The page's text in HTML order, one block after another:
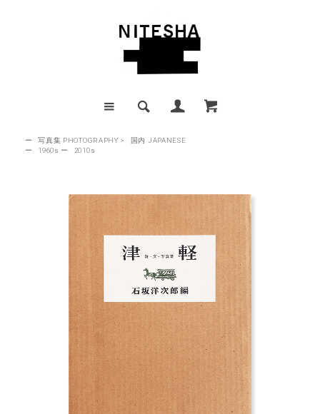
ー 写真集 PHOTOGRAPHY >
国内 JAPANESE
ー
1960s ー 2010s